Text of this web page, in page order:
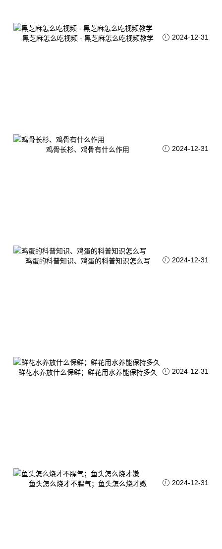
黑芝麻怎么吃视频 - 黑芝麻怎么吃视频教学 2024-12-31
鸡骨长杉、鸡骨有什么作用 2024-12-31
鸡蛋的科普知识、鸡蛋的科普知识怎么写 2024-12-31
鲜花水养放什么保鲜；鲜花用水养能保持多久 2024-12-31
鱼头怎么烧才不腥气；鱼头怎么烧才嫩 2024-12-31